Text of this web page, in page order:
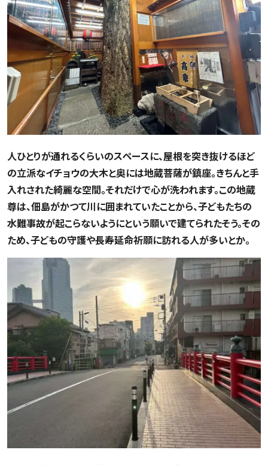
人ひとりが通れるくらいのスペースに、屋根を突き抜けるほど
の立派なイチョウの大木と奥には地蔵菩薩が鎮座。きちんと手
入れされた綺麗な空間。それだけで心が洗われます。この地蔵
尊は、佃島がかつて川に囲まれていたことから、子どもたちの
水難事故が起こらないようにという願いで建てられたそう。その
ため、子どもの守護や長寿延命祈願に訪れる人が多いとか。